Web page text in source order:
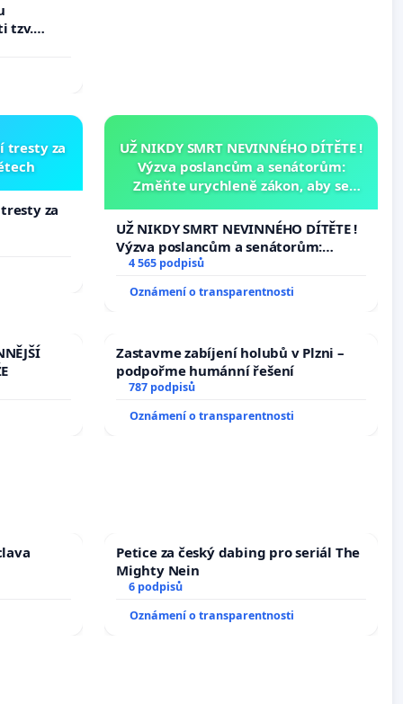
tzv.
tresty za
za
UŽ NIKDY SMRT NEVINNÉHO DÍTĚTE !
Výzva poslancům a senátorům:
Změňte urychleně zákon, aby se
opakovat!
UŽ NIKDY SMRT NEVINNÉHO DÍTĚTE !
Výzva poslancům a senátorům:
Změňte urychleně zákon, aby se
opakovat!
4 565 podpisů
Oznámení o transparentnosti
Zastavme zabíjení holubů v Plzni –
podpořme humánní řešení
787 podpisů
Oznámení o transparentnosti
Petice za český dabing pro seriál The
Mighty Nein
6 podpisů
Oznámení o transparentnosti